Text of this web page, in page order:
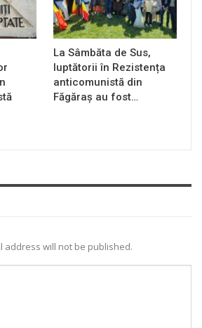
La Sâmbăta de Sus,
luptătorii în Rezistența
anticomunistă din
Făgăraș au fost…
address will not be published.